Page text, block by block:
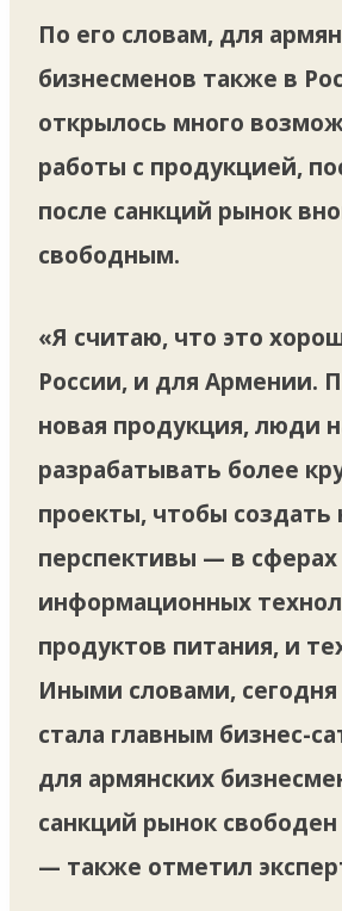
По его словам, для
бизнесменов также в
открылось много
работы с продукцией,
после санкций рынок
свободным.
«Я считаю, что это
России, и для Армении.
новая продукция, люди
разрабатывать более
проекты, чтобы создать
перспективы — в сферах
информационных
продуктов питания, и
Иными словами, сегодня
стала главным бизнес-
для армянских
санкций рынок
— также отметил